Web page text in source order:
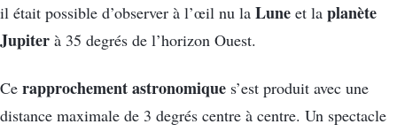
il était possible d’observer à l’œil nu la Lune et la planète
Jupiter à 35 degrés de l’horizon Ouest.
Ce rapprochement astronomique s’est produit avec une
distance maximale de 3 degrés centre à centre. Un spectacle